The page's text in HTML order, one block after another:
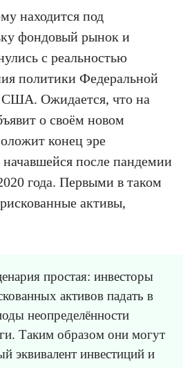
находится под
фондовый рынок и
с реальностью
политики Федеральной
США. Ожидается, что на
о своём новом
конец эре
начавшейся после пандемии
года. Первыми в таком
активы,
простая: инвесторы
активов падать в
неопределённости
Таким образом они могут
эквивалент инвестиций и